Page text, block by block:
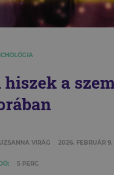
hiszek a
VIRÁG 2026. FEBRUÁR 9.
5 PERC